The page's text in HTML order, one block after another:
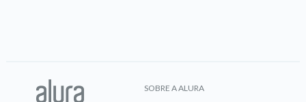
SOBRE A ALURA